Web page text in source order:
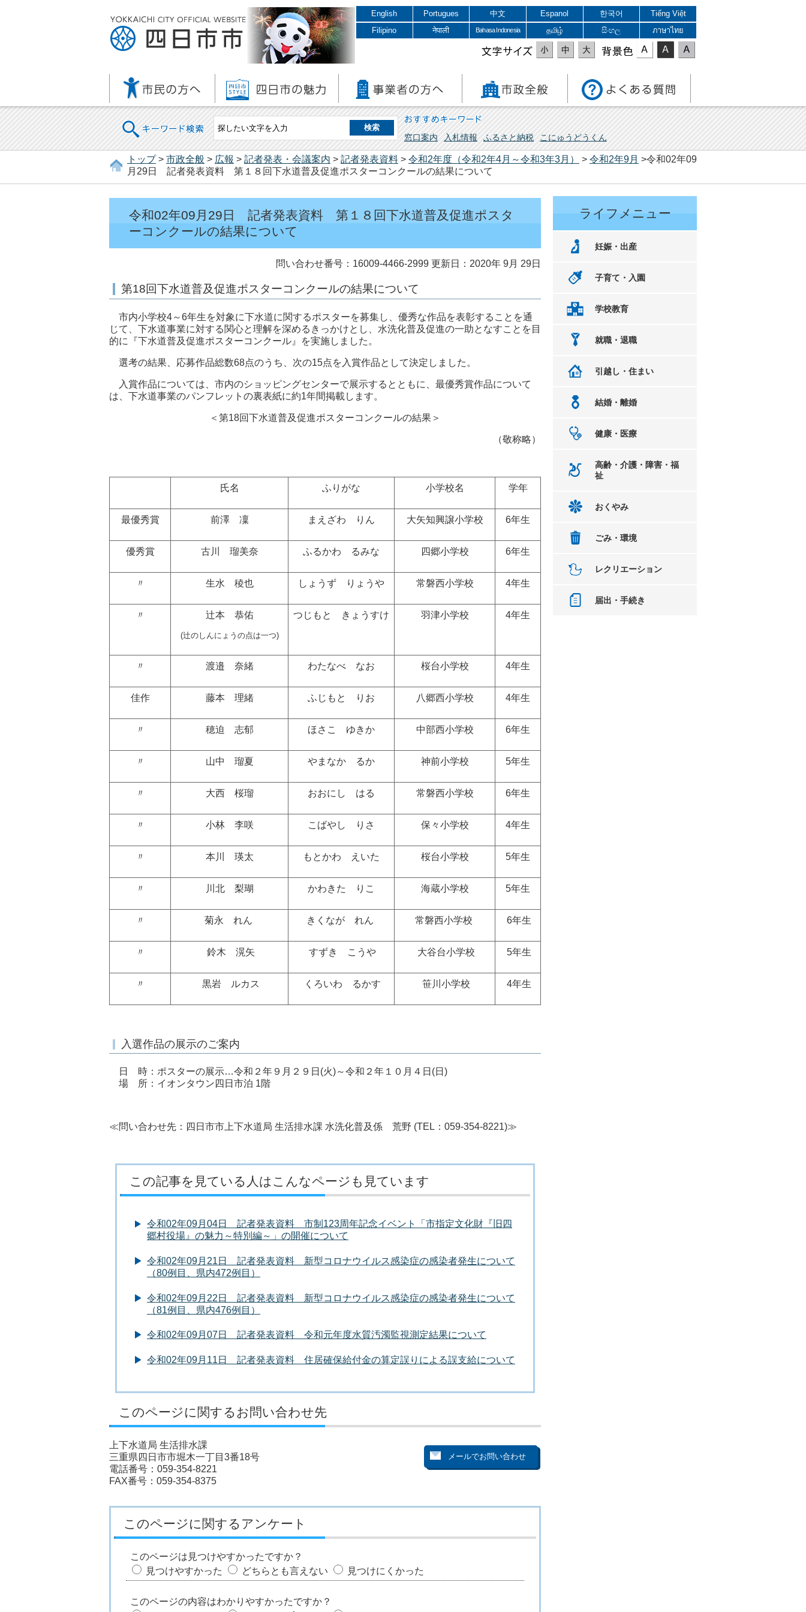
English Portugues 中文 Espanol 한국어
Tiếng Việt
Filipino
नेपाली Bahasa Indonesia தமிழ் සිංහල ภาษาไทย
文字サイズ 表示色
キーワード検索 おすすめキーワード
窓口案内 入札情報 ふるさと納税 こにゅうどうくん
トップ> 市政全般 > 広報 > 記者発表・会議案内 > 記者発表資料 > 令和2年度（令和2年4月～令和3年3月） > 令和2年9月 >令和02年09
月29日 記者発表資料 第１８回下水道普及促進ポスターコンクールの結果について
令和02年09月29日 記者発表資料 第１８回下水道普及促進ポスタ
ーコンクールの結果について
問い合わせ番号：16009-4466-2999 更新日：2020年 9月 29日
第18回下水道普及促進ポスターコンクールの結果について
市内小学校4～6年生を対象に下水道に関するポスターを募集し、優秀な作品を表彰することを通
じて、下水道事業に対する関心と理解を深めるきっかけとし、水洗化普及促進の一助となすことを目
的に『下水道普及促進ポスターコンクール』を実施しました。
選考の結果、応募作品総数68点のうち、次の15点を入賞作品として決定しました。
入賞作品については、市内のショッピングセンターで展示するとともに、最優秀賞作品について
は、下水道事業のパンフレットの裏表紙に約1年間掲載します。
＜第18回下水道普及促進ポスターコンクールの結果＞
（敬称略）
氏名 ふりがな 小学校名 学年
最優秀賞 前澤 凜 まえざわ りん 大矢知興譲小学校 6年生
優秀賞 古川 瑠美奈 ふるかわ るみな 四郷小学校 6年生
〃 生水 稜也 しょうず りょうや 常磐西小学校 4年生
〃 辻本 恭佑
(辻のしんにょうの点は一つ)
つじもと きょうすけ 羽津小学校 4年生
〃 渡邉 奈緒 わたなべ なお 桜台小学校 4年生
佳作 藤本 理緒 ふじもと りお 八郷西小学校 4年生
〃 穂迫 志郁 ほさこ ゆきか 中部西小学校 6年生
〃 山中 瑠夏 やまなか るか 神前小学校 5年生
〃 大西 桜瑠 おおにし はる 常磐西小学校 6年生
〃 小林 李咲 こばやし りさ 保々小学校 4年生
〃 本川 瑛太 もとかわ えいた 桜台小学校 5年生
〃 川北 梨瑚 かわきた りこ 海蔵小学校 5年生
〃 菊永 れん きくなが れん 常磐西小学校 6年生
〃 鈴木 滉矢 すずき こうや 大谷台小学校 5年生
〃 黒岩 ルカス くろいわ るかす 笹川小学校 4年生
入選作品の展示のご案内
日 時：ポスターの展示…令和２年９月２９日(火)～令和２年１０月４日(日)
場 所：イオンタウン四日市泊 1階
≪問い合わせ先：四日市市上下水道局 生活排水課 水洗化普及係 荒野 (TEL：059-354-8221)≫
この記事を見ている人はこんなページも見ています
令和02年09月04日 記者発表資料 市制123周年記念イベント「市指定文化財『旧四
郷村役場』の魅力～特別編～」の開催について
令和02年09月21日 記者発表資料 新型コロナウイルス感染症の感染者発生について
（80例目、県内472例目）
令和02年09月22日 記者発表資料 新型コロナウイルス感染症の感染者発生について
（81例目、県内476例目）
令和02年09月07日 記者発表資料 令和元年度水質汚濁監視測定結果について
令和02年09月11日 記者発表資料 住居確保給付金の算定誤りによる誤支給について
このページに関するお問い合わせ先
上下水道局 生活排水課
三重県四日市市堀木一丁目3番18号
電話番号：059-354-8221
FAX番号：059-354-8375
このページに関するアンケート
このページは見つけやすかったですか？
見つけやすかった
どちらとも言えない 見つけにくかった
このページの内容はわかりやすかったですか？
ライフメニュー
妊娠・出産
子育て・入園
学校教育
就職・退職
引越し・住まい
結婚・離婚
健康・医療
高齢・介護・障害・福
祉
おくやみ
ごみ・環境
レクリエーション
届出・手続き